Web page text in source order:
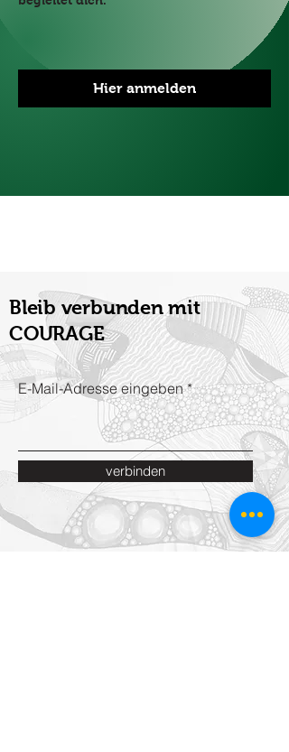
Hier anmelden
Bleib verbunden mit
COURAGE
E-Mail-Adresse eingeben
verbinden